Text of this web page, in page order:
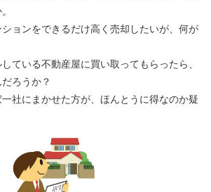
ョンをできるだけ高く売却したいが、何が
ている不動産屋に買い取ってもらったら、
ろうか？
社にまかせた方が、ほんとうに得なのか疑